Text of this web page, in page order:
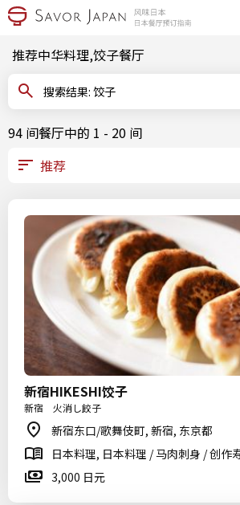
推荐中华料理,饺子餐厅
搜索结果: 饺子
94 间餐厅中的 1 - 20 间
新宿HIKESHI饺子
新宿 火消し餃子
新宿东口/歌舞伎町, 新宿, 东京都
日本料理, 日本料理 / 马肉刺身 / 创作
3,000 日元